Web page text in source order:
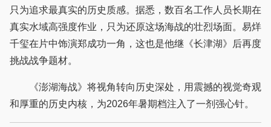
只为追求最真实的历史质感。据悉，数百名工作人员长期在
真实水域高强度作业，只为还原这场海战的壮烈场面。易烊
千玺在片中饰演郑成功一角，这也是他继《长津湖》后再度
挑战战争题材。
《澎湖海战》将视角转向历史深处，用震撼的视觉奇观
和厚重的历史内核，为2026年暑期档注入了一剂强心针。